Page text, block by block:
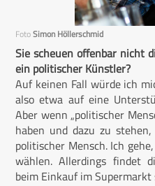
FotoSimon Höllerschmid
Sie scheuen offenbar nicht
ein politischer Künstler?
Auf keinen Fall würde ich
also etwa auf eine
Aber wenn „politischer
haben und dazu zu
politischer Mensch. Ich
wählen. Allerdings findet
beim Einkauf im